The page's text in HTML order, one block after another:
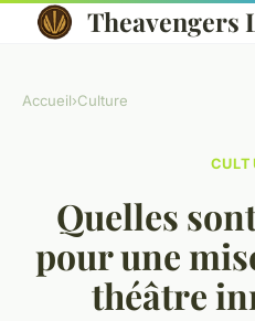
Theavengers
Accueil›Culture
Quelles
pour une
théâtre